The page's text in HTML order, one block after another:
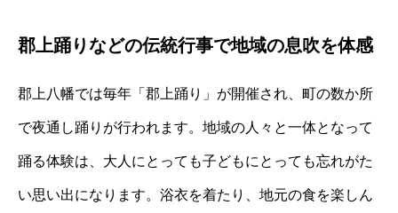
郡上踊りなどの伝統行事で地域の息吹を体感
郡上八幡では毎年「郡上踊り」が開催され、町の数か所
で夜通し踊りが行われます。地域の人々と一体となって
踊る体験は、大人にとっても子どもにとっても忘れがた
い思い出になります。浴衣を着たり、地元の食を楽しん